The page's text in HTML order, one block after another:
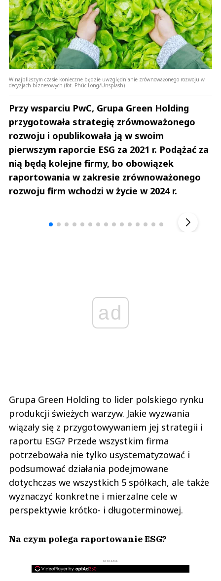
W najbliższym czasie konieczne będzie uwzględnianie zrównoważonego rozwoju w
decyzjach biznesowych (fot. Phúc Long/Unsplash)
Przy wsparciu PwC, Grupa Green Holding
przygotowała strategię zrównoważonego
rozwoju i opublikowała ją w swoim
pierwszym raporcie ESG za 2021 r. Podążać za
nią będą kolejne firmy, bo obowiązek
raportowania w zakresie zrównoważonego
rozwoju firm wchodzi w życie w 2024 r.
ad
Grupa Green Holding to lider polskiego rynku
produkcji świeżych warzyw. Jakie wyzwania
wiązały się z przygotowywaniem jej strategii i
raportu ESG? Przede wszystkim firma
potrzebowała nie tylko usystematyzować i
podsumować działania podejmowane
dotychczas we wszystkich 5 spółkach, ale także
wyznaczyć konkretne i mierzalne cele w
perspektywie krótko- i długoterminowej.
Na czym polega raportowanie ESG?
REKLAMA